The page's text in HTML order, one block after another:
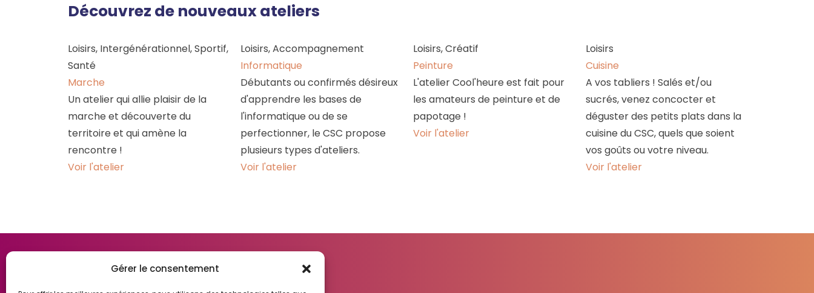
Gérer le consentement
Découvrez de nouveaux ateliers
Loisirs, Intergénérationnel, Sportif,
Santé
Marche
Un atelier qui allie plaisir de la
marche et découverte du
territoire et qui amène la
rencontre !
Voir l'atelier
Loisirs, Accompagnement
Informatique
Débutants ou confirmés désireux
d'apprendre les bases de
l'informatique ou de se
perfectionner, le CSC propose
plusieurs types d'ateliers.
Voir l'atelier
Loisirs, Créatif
Peinture
L'atelier Cool'heure est fait pour
les amateurs de peinture et de
papotage !
Voir l'atelier
Loisirs
Cuisine
A vos tabliers ! Salés et/ou
sucrés, venez concocter et
déguster des petits plats dans la
cuisine du CSC, quels que soient
vos goûts ou votre niveau.
Voir l'atelier